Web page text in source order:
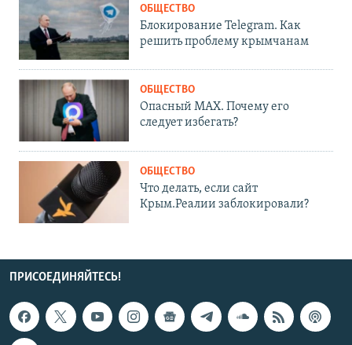
ОБЩЕСТВО
Блокирование Telegram. Как
решить проблему крымчанам
ОБЩЕСТВО
Опасный MAX. Почему его
следует избегать?
ОБЩЕСТВО
Что делать, если сайт
Крым.Реалии заблокировали?
ПРИСОЕДИНЯЙТЕСЬ!